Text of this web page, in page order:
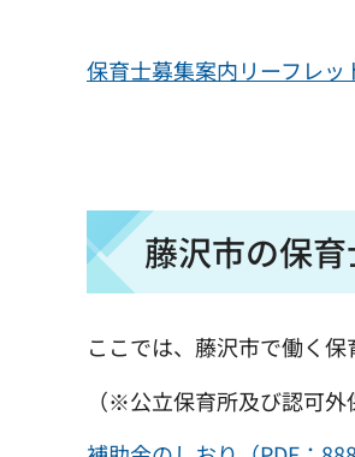
保育士募集案内リーフレ
藤沢市の保
ここでは、藤沢市で働く保
（※公立保育所及び認可外